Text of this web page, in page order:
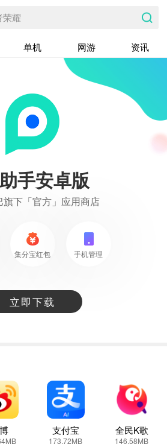
荣耀
单机 网游 资讯
手安卓版
旗下「官方」应用商店
集分宝红包 手机管理
立即下载
支付宝
173.72MB
全民K歌
146.58MB